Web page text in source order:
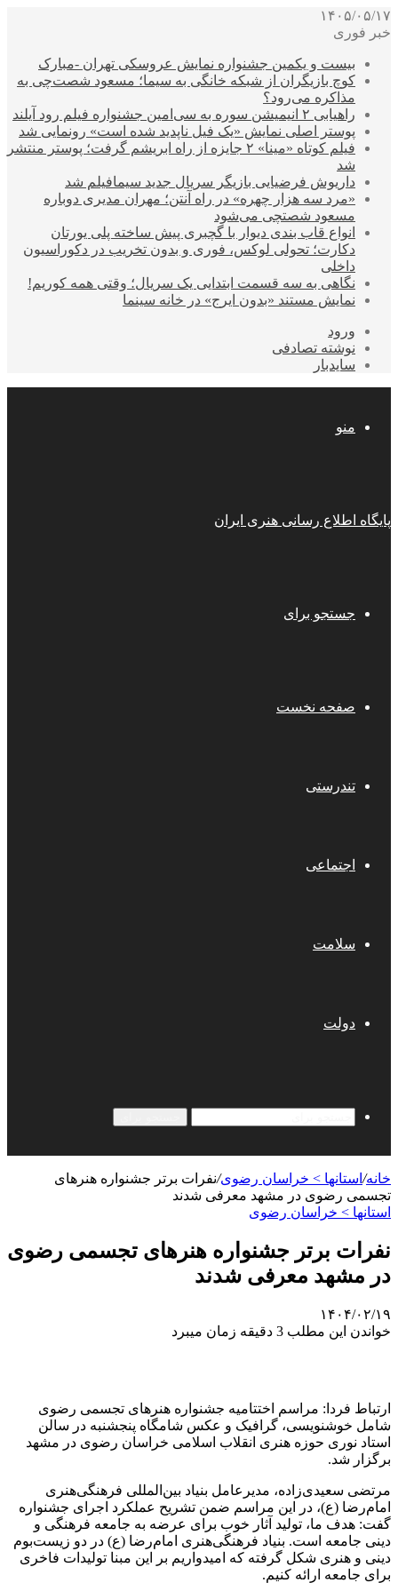
۱۴۰۵/۰۵/۱۷
خبر فوری
بیست و یکمین جشنواره نمایش عروسکی تهران -مبارک
کوچ بازیگران از شبکه خانگی به سیما؛ مسعود شصت‌چی به
مذاکره می‌رود؟
راهیابی ۲ انیمیشن سوره به سی‌امین جشنواره فیلم رود آیلند
پوستر اصلی نمایش «یک فیل ناپدید شده است» رونمایی شد
فیلم کوتاه «مینا» ۲ جایزه از راه ابریشم گرفت؛ پوستر منتشر
شد
داریوش فرضیایی بازیگر سریال جدید سیمافیلم شد
«مرد سه هزار چهره» در راه آنتن؛ مهران مدیری دوباره
مسعود شصتچی می‌شود
انواع قاب بندی دیوار با گچبری پیش ساخته پلی یورتان
دکارت؛ تحولی لوکس، فوری و بدون تخریب در دکوراسیون
داخلی
نگاهی به سه قسمت ابتدایی یک سریال؛ وقتی همه کوریم!
نمایش مستند «بدون ایرج» در خانه سینما
ورود
نوشته تصادفی
سایدبار
منو
پایگاه اطلاع رسانی هنری ایران
جستجو برای
صفحه نخست
تندرستی
اجتماعی
سلامت
دولت
خانه/ استانها > خراسان رضوی/نفرات برتر جشنواره هنرهای
تجسمی رضوی در مشهد معرفی شدند
استانها > خراسان رضوی
نفرات برتر جشنواره هنرهای تجسمی رضوی
در مشهد معرفی شدند
۱۴۰۴/۰۲/۱۹
خواندن این مطلب 3 دقیقه زمان میبرد
ارتباط فردا: مراسم اختتامیه جشنواره هنرهای تجسمی رضوی
شامل خوشنویسی، گرافیک و عکس شامگاه پنجشنبه در سالن
استاد نوری حوزه هنری انقلاب اسلامی خراسان رضوی در مشهد
برگزار شد.
مرتضی سعیدی‌زاده، مدیرعامل بنیاد بین‌المللی فرهنگی‌هنری
امام‌رضا (ع)، در این مراسم ضمن تشریح عملکرد اجرای جشنواره
گفت: هدف ما، تولید آثار خوب برای عرضه به جامعه فرهنگی و
دینی جامعه است. بنیاد فرهنگی‌هنری امام‌رضا (ع) در دو زیست‌بوم
دینی و هنری شکل گرفته که امیدواریم بر این مبنا تولیدات فاخری
برای جامعه ارائه کنیم.